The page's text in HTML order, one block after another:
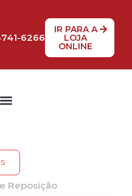
6266
IR PARA A
LOJA
ONLINE
Reposição